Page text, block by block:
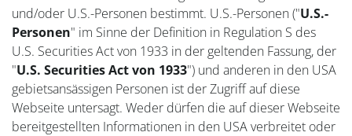
und/oder U.S.-Personen bestimmt. U.S.-Personen ("U.S.-
Personen" im Sinne der Definition in Regulation S des
U.S. Securities Act von 1933 in der geltenden Fassung, der
"U.S. Securities Act von 1933") und anderen in den USA
gebietsansässigen Personen ist der Zugriff auf diese
Webseite untersagt. Weder dürfen die auf dieser Webseite
bereitgestellten Informationen in den USA verbreitet oder